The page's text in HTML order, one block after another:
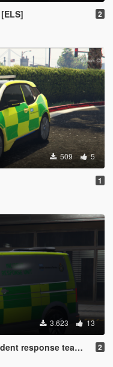
2
509 5
1
3.623 13
team [ELS] 2